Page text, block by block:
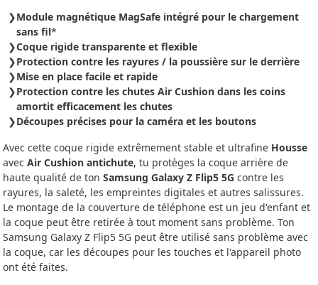
Module magnétique MagSafe intégré pour le chargement
sans fil*
Coque rigide transparente et flexible
Protection contre les rayures / la poussière sur le derrière
Mise en place facile et rapide
Protection contre les chutes Air Cushion dans les coins
amortit efficacement les chutes
Découpes précises pour la caméra et les boutons
Avec cette coque rigide extrêmement stable et ultrafine Housse
avec Air Cushion antichute, tu protèges la coque arrière de
haute qualité de ton Samsung Galaxy Z Flip5 5G contre les
rayures, la saleté, les empreintes digitales et autres salissures.
Le montage de la couverture de téléphone est un jeu d'enfant et
la coque peut être retirée à tout moment sans problème. Ton
Samsung Galaxy Z Flip5 5G peut être utilisé sans problème avec
la coque, car les découpes pour les touches et l'appareil photo
ont été faites.